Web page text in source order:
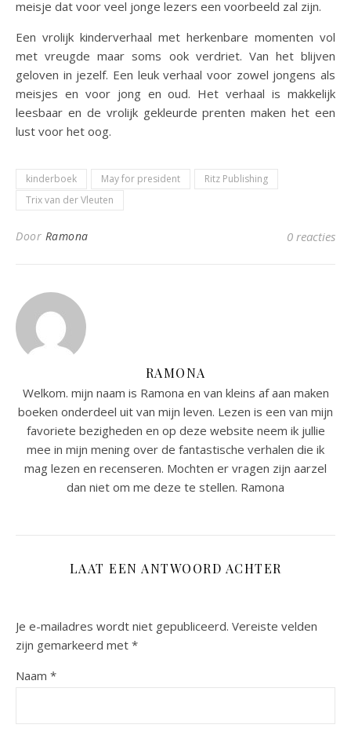
meisje dat voor veel jonge lezers een voorbeeld zal zijn.
Een vrolijk kinderverhaal met herkenbare momenten vol
met vreugde maar soms ook verdriet. Van het blijven
geloven in jezelf. Een leuk verhaal voor zowel jongens als
meisjes en voor jong en oud. Het verhaal is makkelijk
leesbaar en de vrolijk gekleurde prenten maken het een
lust voor het oog.
kinderboek May for president
Ritz Publishing
Trix van der Vleuten
Door Ramona 0 reacties
RAMONA
Welkom. mijn naam is Ramona en van kleins af aan maken
boeken onderdeel uit van mijn leven. Lezen is een van mijn
favoriete bezigheden en op deze website neem ik jullie
mee in mijn mening over de fantastische verhalen die ik
mag lezen en recenseren. Mochten er vragen zijn aarzel
dan niet om me deze te stellen. Ramona
LAAT EEN ANTWOORD ACHTER
Je e-mailadres wordt niet gepubliceerd. Vereiste velden
zijn gemarkeerd met *
Naam *